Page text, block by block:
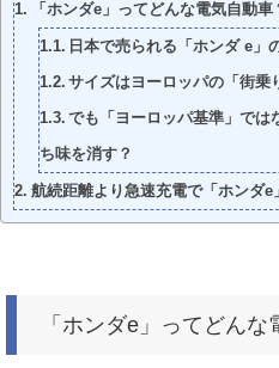
「ホンダe」ってどんな電気自動車
日本で売られる「ホンダ e」
サイズはヨーロッパの「街乗
でも「ヨーロッパ基準」では
ち味を消す？
航続距離より急速充電で「ホンダe
「ホンダe」ってどんな